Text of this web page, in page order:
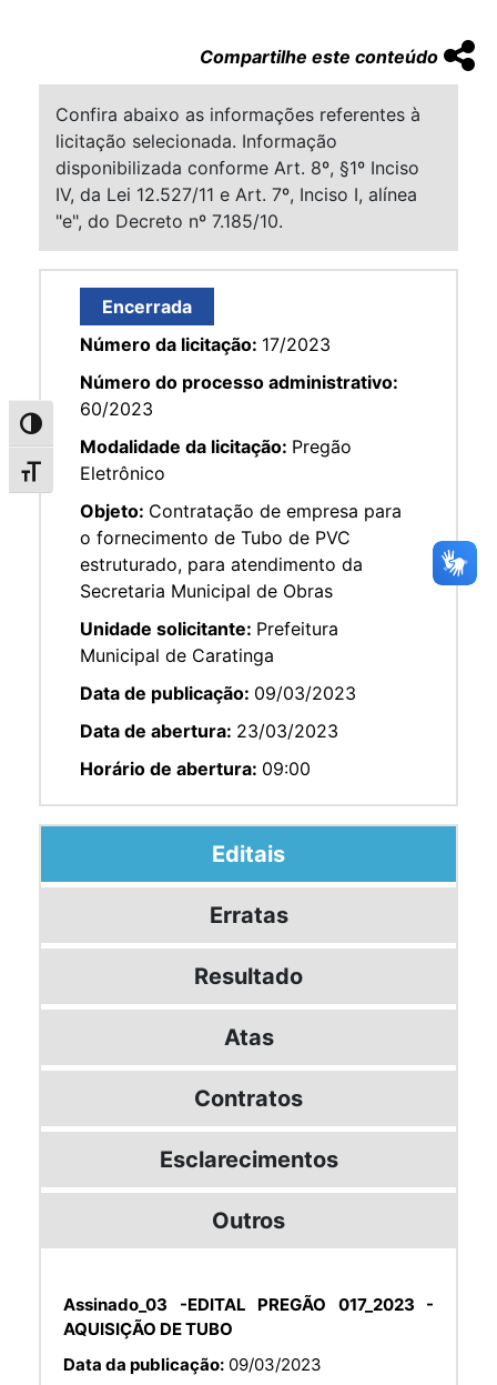
Alternar alto contraste
Alternar tamanho da fonte
Compartilhe este conteúdo
Confira abaixo as informações referentes à
licitação selecionada. Informação
disponibilizada conforme Art. 8º, §1º Inciso
IV, da Lei 12.527/11 e Art. 7º, Inciso I, alínea
"e", do Decreto nº 7.185/10.
Encerrada
Número da licitação: 17/2023
Número do processo administrativo:
60/2023
Modalidade da licitação: Pregão
Eletrônico
Objeto: Contratação de empresa para
o fornecimento de Tubo de PVC
estruturado, para atendimento da
Secretaria Municipal de Obras
Unidade solicitante: Prefeitura
Municipal de Caratinga
Data de publicação: 09/03/2023
Data de abertura: 23/03/2023
Horário de abertura: 09:00
Editais
Erratas
Resultado
Atas
Contratos
Esclarecimentos
Outros
Assinado_03 -EDITAL PREGÃO 017_2023 -
AQUISIÇÃO DE TUBO
Data da publicação: 09/03/2023